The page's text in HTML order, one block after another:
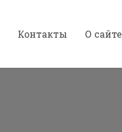
Контакты О сайте